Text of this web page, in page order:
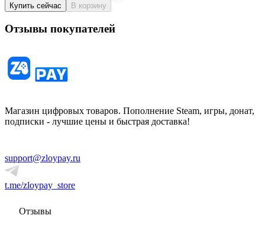
Купить сейчас В корзину
Отзывы покупателей
Магазин цифровых товаров. Пополнение Steam, игры, донат,
подписки - лучшие цены и быстрая доставка!
support@zloypay.ru
t.me/zloypay_store
Отзывы